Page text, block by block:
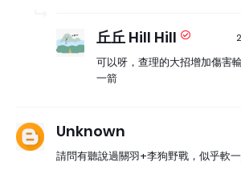
丘丘 Hill Hill
可以呀，查理的大招增加傷害
一箭
Unknown
請問有聽說過關羽+李狗野戰，似乎軟